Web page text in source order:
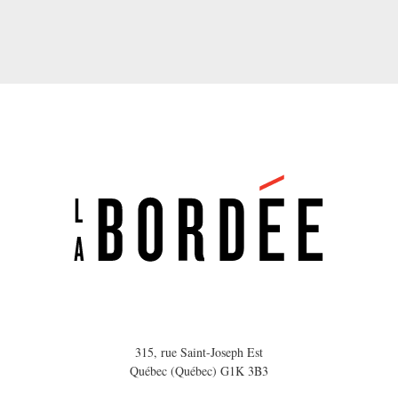
315, rue Saint-Joseph Est
Québec (Québec) G1K 3B3